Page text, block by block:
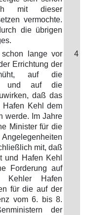
mit dieser
vermochte.
die übrigen
lange vor
Errichtung der
auf die
und auf die
daß das
Hafen Kehl dem
werde. Im Jahre
Minister für die
mit, daß
und Hafen Kehl
Forderung auf
Kehler Hafen
für die auf der
vom 6. bis 8.
der
4